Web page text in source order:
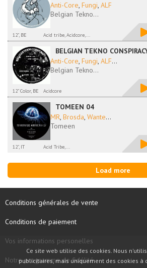
Anti-Core, Fungi, ALF
Belgian Tekno...
12", BE Acid tribe, Acidcore,...
BELGIAN TEKNO
Anti-Core, Fungi, ALF...
Belgian Tekno...
12" Color, BE Acidcore
TOMEEN 04
MR, Brosda, Wante...
Tomeen
12", IT Acid Tribe,...
Load more
Conditions générales de vente
Conditions de paiement
Vos informations personelles
Notre programme de fidélité
Ce site web utilise des cookies. Nous
publicitaires, mais uniquement des cookies à